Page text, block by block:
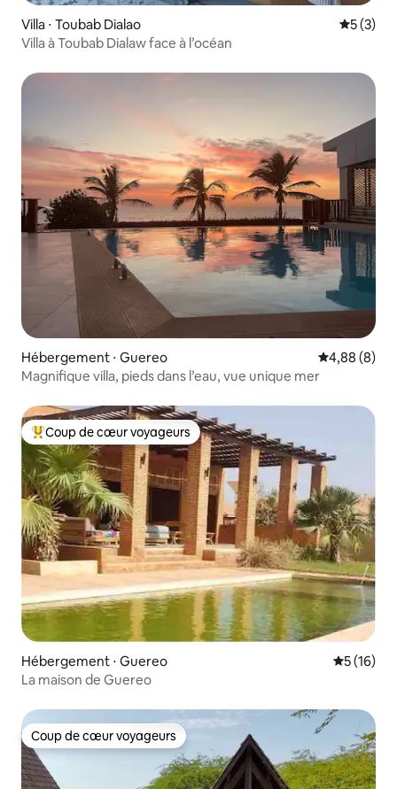
Villa ⋅ Toubab Dialao
5 (3)
Villa à Toubab Dialaw face à l’océan
Hébergement ⋅ Guereo Évaluation
4,88 (8)
Magnifique villa, pieds dans l’eau, vue unique mer
Coups de cœur voyageurs les plus appréciés
Coup de cœur voyageurs
Hébergement ⋅ Guereo
5 (16)
La maison de Guereo
Coup de cœur voyageurs
Coup de cœur voyageurs